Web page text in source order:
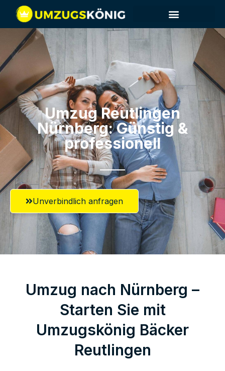
Umzug Reutlingen​
Nürnberg: Günstig &
professionell​
Unverbindlich anfragen
Umzug nach Nürnberg –
Starten Sie mit
Umzugskönig Bäcker
Reutlingen